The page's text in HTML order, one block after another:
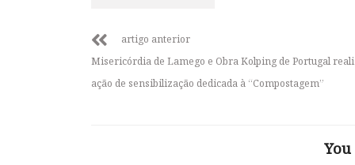
artigo anterior
Misericórdia de Lamego e Obra Kolping de Portugal
ação de sensibilização dedicada à “Compostagem”